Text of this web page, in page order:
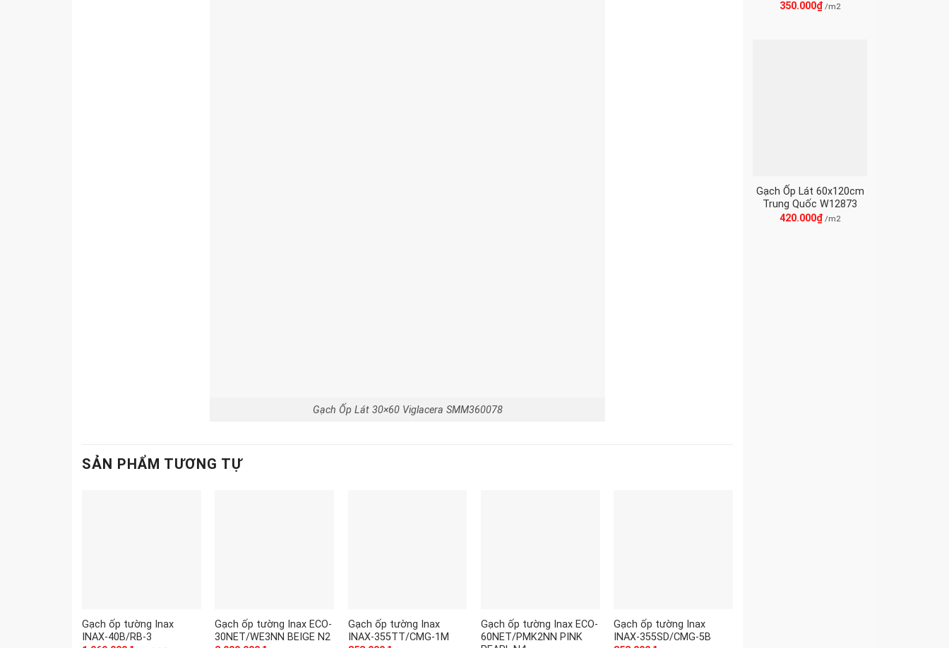
Gạch Ốp Lát 30×60 Viglacera SMM360078
SẢN PHẨM TƯƠNG TỰ
Gạch ốp tường Inax
INAX-40B/RB-3
Gạch ốp tường Inax ECO-
30NET/WE3NN BEIGE N2
Gạch ốp tường Inax
INAX-355TT/CMG-1M
Gạch ốp tường Inax ECO-
60NET/PMK2NN PINK
Gạch ốp tường Inax
INAX-355SD/CMG-5B
350.000₫ /m2
Gạch Ốp Lát 60x120cm
Trung Quốc W12873
420.000₫/m2